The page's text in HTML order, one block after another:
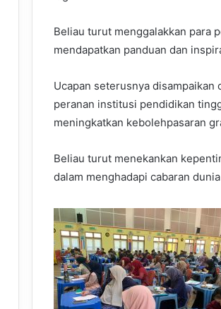
Beliau turut menggalakkan para
mendapatkan panduan dan
Ucapan seterusnya disampaikan
peranan institusi pendidikan
meningkatkan kebolehpasaran
Beliau turut menekankan
dalam menghadapi cabaran